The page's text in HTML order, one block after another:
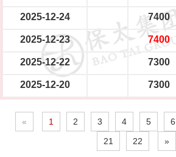
2025-12-24 7400
2025-12-23 7400
2025-12-22 7300
2025-12-20 7300
« 1 2 3 4 5 6
21
22 »